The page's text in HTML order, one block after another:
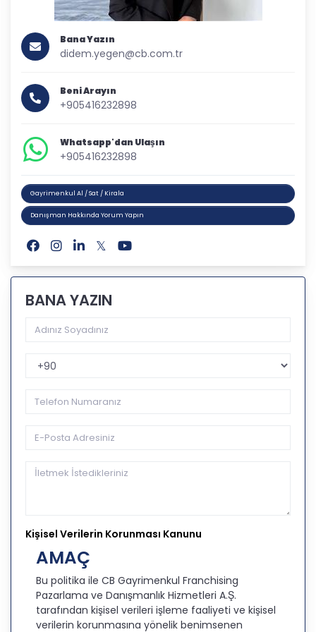
Bana Yazın
didem.yegen@cb.com.tr
Beni Arayın
+905416232898
Whatsapp'dan Ulaşın
+905416232898
Gayrimenkul Al / Sat / Kirala
Danışman Hakkında Yorum Yapın
BANA YAZIN
Telefon Kodu
Kişisel Verilerin Korunması Kanunu
AMAÇ
Bu politika ile CB Gayrimenkul Franchising
Pazarlama ve Danışmanlık Hizmetleri A.Ş.
tarafından kişisel verileri işleme faaliyeti ve kişisel
verilerin korunmasına yönelik benimsenen